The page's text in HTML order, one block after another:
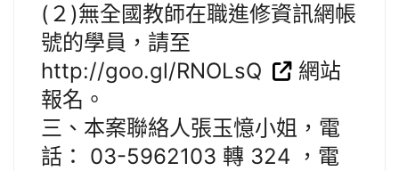
(２)無全國教師在職進修資訊網帳
號的學員，請至
http://goo.gl/RNOLsQ
網站
報名。
三、本案聯絡人張玉憶小姐，電
話： 03-5962103 轉 324 ，電